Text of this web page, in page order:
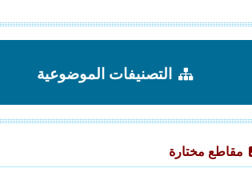
التصنيفات الموضوعية
مقاطع مختارة